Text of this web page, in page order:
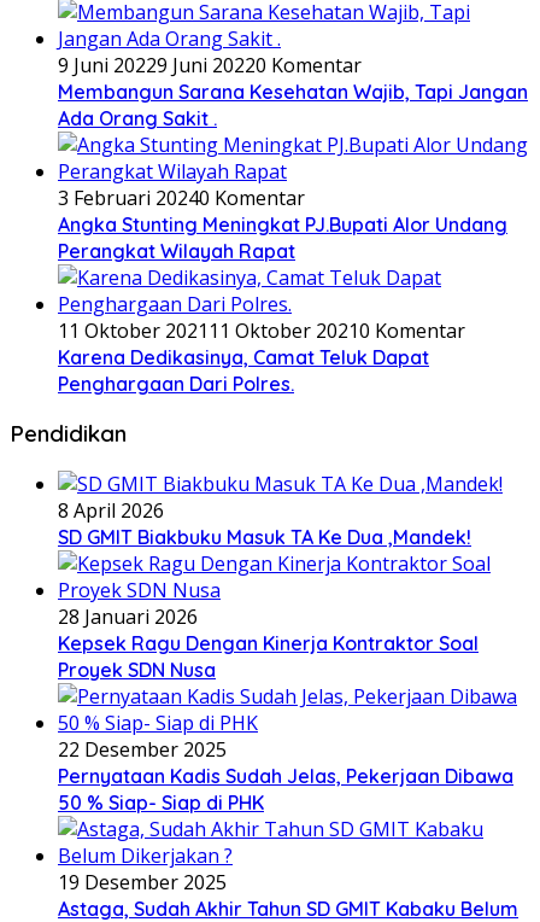
9 Juni 20229 Juni 20220 Komentar
Membangun Sarana Kesehatan Wajib, Tapi Jangan
Ada Orang Sakit .
3 Februari 20240 Komentar
Angka Stunting Meningkat PJ.Bupati Alor Undang
Perangkat Wilayah Rapat
11 Oktober 2021 11 Oktober 20210 Komentar
Karena Dedikasinya, Camat Teluk Dapat
Penghargaan Dari Polres.
Pendidikan
8 April 2026
SD GMIT Biakbuku Masuk TA Ke Dua ,Mandek!
28 Januari 2026
Kepsek Ragu Dengan Kinerja Kontraktor Soal
Proyek SDN Nusa
22 Desember 2025
Pernyataan Kadis Sudah Jelas, Pekerjaan Dibawa
50 % Siap- Siap di PHK
19 Desember 2025
Astaga, Sudah Akhir Tahun SD GMIT Kabaku Belum